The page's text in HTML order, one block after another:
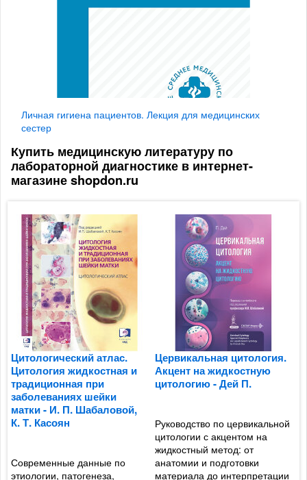
Личная гигиена пациентов. Лекция для медицинских
сестер
Купить медицинскую литературу по
лабораторной диагностике в интернет-
магазине shopdon.ru
Цитологический атлас.
Цитология жидкостная и
традиционная при
заболеваниях шейки
матки - И. П. Шабаловой,
К. Т. Касоян
Современные данные по
этиологии, патогенеза,
Цервикальная цитология.
Акцент на жидкостную
цитологию - Дей П.
Руководство по цервикальной
цитологии с акцентом на
жидкостный метод: от
анатомии и подготовки
материала до интерпретации